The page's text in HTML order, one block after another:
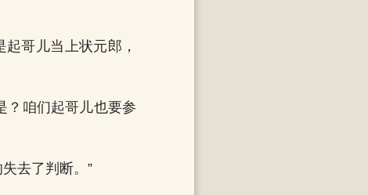
哥儿当上状元郎，
？咱们起哥儿也要参
去了判断。”